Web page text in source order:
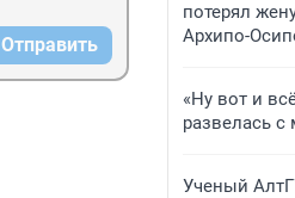
Отправить
потерял
Архипо-
«Ну вот и
развелась
Ученый